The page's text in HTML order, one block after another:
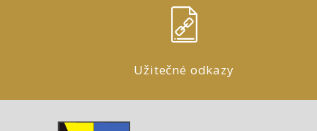
Užitečné odkazy